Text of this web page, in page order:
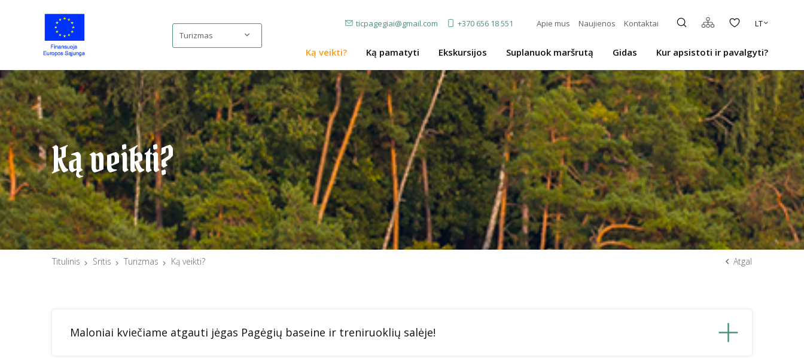
Turizmas
ticpagegiai@gmail.com +370 656 18 551 Apie mus Naujienos Kontaktai LT
Ką veikti? Ką pamatyti Ekskursijos Suplanuok maršrutą Gidas Kur apsistoti ir pavalgyti?
Ką veikti?
Titulinis Sritis Turizmas Ką veikti? Atgal
Maloniai kviečiame atgauti jėgas Pagėgių baseine ir treniruoklių salėje!